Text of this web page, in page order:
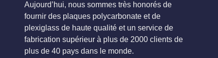
Aujourd’hui, nous sommes très honorés de
fournir des plaques polycarbonate et de
plexiglass de haute qualité et un service de
fabrication supérieur à plus de 2000 clients de
plus de 40 pays dans le monde.